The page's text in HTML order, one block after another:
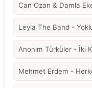
Can Ozan & Damla
Leyla The Band -
Anonim Türküler - İki
Mehmet Erdem -